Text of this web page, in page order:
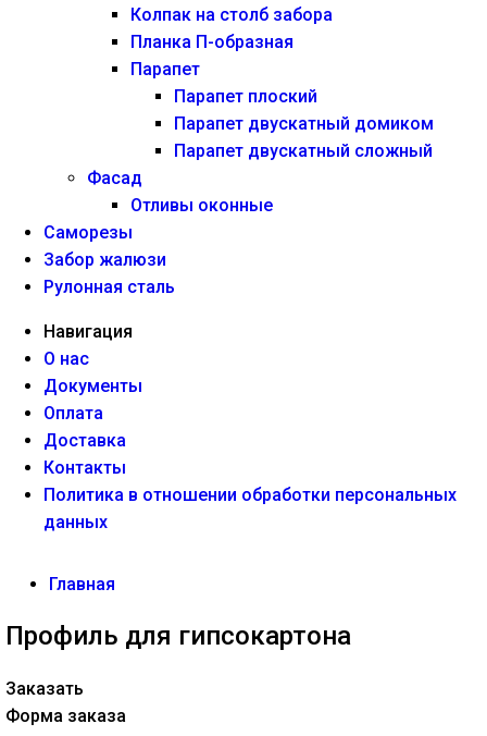
Колпак на столб забора
Планка П-образная
Парапет
Парапет плоский
Парапет двускатный домиком
Парапет двускатный сложный
Фасад
Отливы оконные
Саморезы
Забор жалюзи
Рулонная сталь
Навигация
О нас
Документы
Оплата
Доставка
Контакты
Политика в отношении обработки персональных
данных
Главная
Профиль для гипсокартона
Заказать
Форма заказа